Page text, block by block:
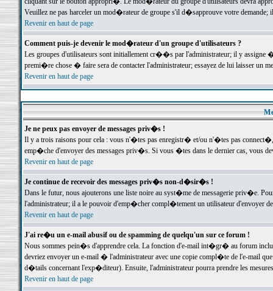
Veuillez ne pas harceler un mod�rateur de groupe s'il d�sapprouve votre demande;
Revenir en haut de page
Comment puis-je devenir le mod�rateur d'un groupe d'utilisateurs ?
Les groupes d'utilisateurs sont initiallement cr��s par l'administrateur; il y
premi�re chose � faire sera de contacter l'administrateur; essayez de lui laisser un
Revenir en haut de page
Je ne peux pas envoyer de messages priv�s !
Il y a trois raisons pour cela : vous n'�tes pas enregistr� et/ou n'�tes pas
emp�che d'envoyer des messages priv�s. Si vous �tes dans le dernier cas, vous
Revenir en haut de page
Je continue de recevoir des messages priv�s non-d�sir�s !
Dans le futur, nous ajouterons une liste noire au syst�me de messagerie priv�e.
l'administrateur; il a le pouvoir d'emp�cher compl�tement un utilisateur d'envoyer
Revenir en haut de page
J'ai re�u un e-mail abusif ou de spamming de quelqu'un sur ce forum !
Nous sommes pein�s d'apprendre cela. La fonction d'e-mail int�gr� au forum inclut
devriez envoyer un e-mail � l'administrateur avec une copie compl�te de l'e-mail
d�tails concernant l'exp�diteur). Ensuite, l'administrateur pourra prendre les
Revenir en haut de page